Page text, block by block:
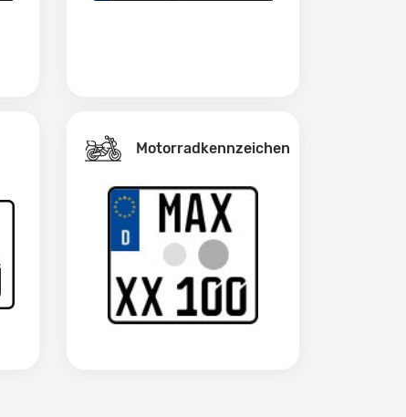
Motorradkennzeichen